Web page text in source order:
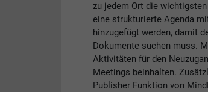
zu jedem Ort die
eine strukturierte Agenda
hinzugefügt werden, damit
Dokumente suchen muss.
Aktivitäten für den
Meetings beinhalten.
Publisher Funktion von